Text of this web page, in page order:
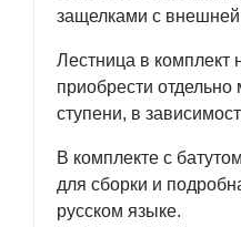
защелками с
Лестница в комплект
приобрести
ступени, в
В комплекте с
для сборки и
русском языке.